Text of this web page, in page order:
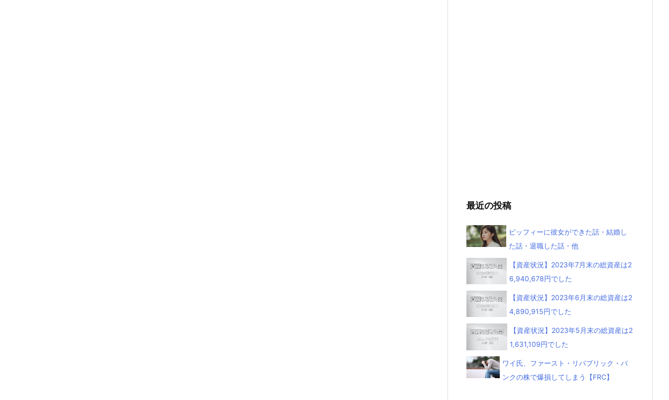
最近の投稿
ピッフィーに彼女ができた話・結婚し
た話・退職した話・他
【資産状況】2023年7月末の総資産は2
6,940,678円でした
【資産状況】2023年6月末の総資産は2
4,890,915円でした
【資産状況】2023年5月末の総資産は2
1,631,109円でした
ワイ氏、ファースト・リパブリック・バ
ンクの株で爆損してしまう【FRC】